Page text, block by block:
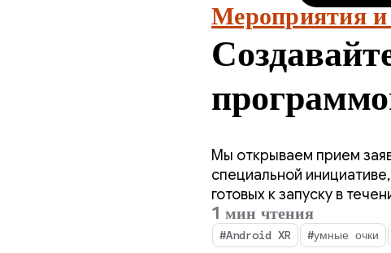
Мероприятия
Program
сейчас!
Мы открываем прием
специальной
готовых к запуску в
1 мин чтения
#Android XR #умные очки